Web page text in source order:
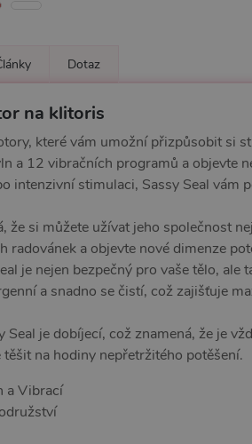
Dotaz
na klitoris
které vám umožní přizpůsobit si
a 12 vibračních programů a objevte
intenzivní stimulaci, Sassy Seal vám
že si můžete užívat jeho společnost
radovánek a objevte nové dimenze
je nejen bezpečný pro vaše tělo, ale
a snadno se čistí, což zajišťuje
je dobíjecí, což znamená, že je
na hodiny nepřetržitého potěšení.
a Vibrací